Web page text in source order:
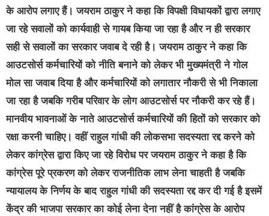
के आरोप लगाए हैं। जयराम ठाकुर ने कहा कि विपक्षी विधायकों द्वारा लगाए
जा रहे सवालों को कार्यवाही से गायब किया जा रहा है और न ही सरकार
सही से सवालों का सरकार जवाब दे रही है। जयराम ठाकुर ने कहा कि
आउटसोर्स कर्मचारियों को नीति बनाने को लेकर भी मुख्यमंत्री ने गोल
मोल सा जवाब दिया है और कर्मचारियों को लगातार नौकरी से भी निकाला
जा रहा है जबकि गरीब परिवार के लोग आउटसोर्स पर नौकरी कर रहे हैं।
मानवीय भावनाओं के नाते आउटसोर्स कर्मचारियों की हितों को सरकार को
रक्षा करनी चाहिए। वहीं राहुल गांधी की लोकसभा सदस्यता रद्द करने को
लेकर कांग्रेस द्वारा किए जा रहे विरोध पर जयराम ठाकुर ने कहा है कि
कांग्रेस पूरे प्रकरण को लेकर राजनीतिक लाभ लेना चाहती है जबकि
न्यायालय के निर्णय के बाद राहुल गांधी की सदस्यता रद्द कर दी गई है इसमें
केंद्र की भाजपा सरकार का कोई लेना देना नहीं है कांग्रेस के आरोप